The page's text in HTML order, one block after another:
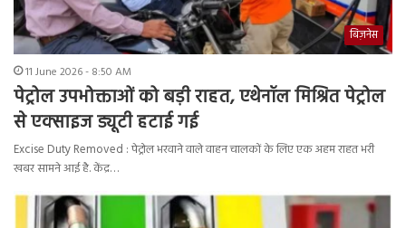
बिज़नेस
11 June 2026 - 8:50 AM
पेट्रोल उपभोक्ताओं को बड़ी राहत, एथेनॉल मिश्रित पेट्रोल
से एक्साइज ड्यूटी हटाई गई
Excise Duty Removed : पेट्रोल भरवाने वाले वाहन चालकों के लिए एक अहम राहत भरी
खबर सामने आई है. केंद्र…